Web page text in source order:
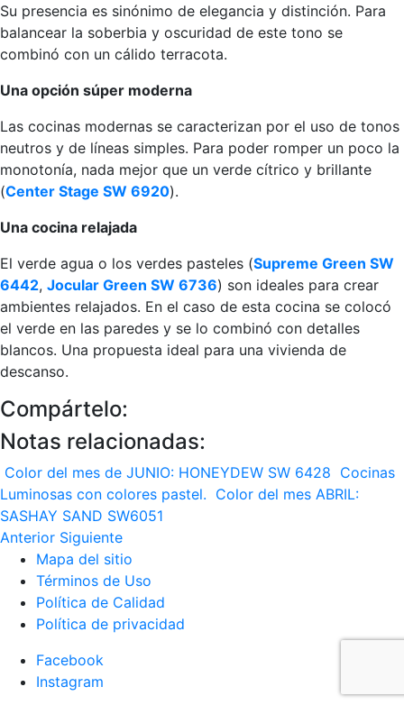
Su presencia es sinónimo de elegancia y distinción. Para
balancear la soberbia y oscuridad de este tono se
combinó con un cálido terracota.
Una opción súper moderna
Las cocinas modernas se caracterizan por el uso de tonos
neutros y de líneas simples. Para poder romper un poco la
monotonía, nada mejor que un verde cítrico y brillante
(Center Stage SW 6920).
Una cocina relajada
El verde agua o los verdes pasteles (Supreme Green SW
6442, Jocular Green SW 6736) son ideales para crear
ambientes relajados. En el caso de esta cocina se colocó
el verde en las paredes y se lo combinó con detalles
blancos. Una propuesta ideal para una vivienda de
descanso.
Compártelo:
Notas relacionadas:
Color del mes de JUNIO: HONEYDEW SW 6428 Cocinas
Luminosas con colores pastel. Color del mes ABRIL:
SASHAY SAND SW6051
Anterior Siguiente
Mapa del sitio
Términos de Uso
Política de Calidad
Política de privacidad
Facebook
Instagram